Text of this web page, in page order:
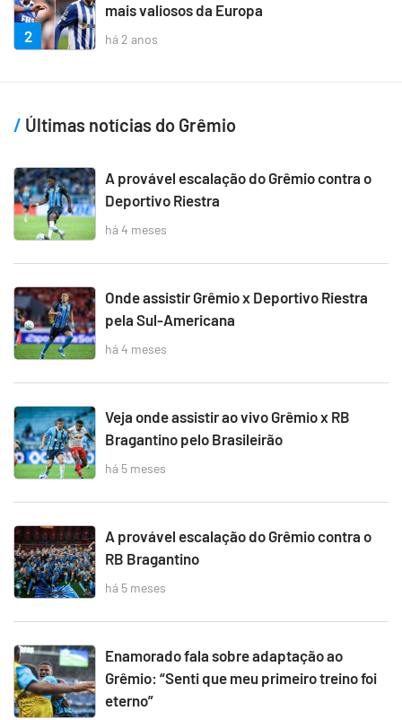
2
mais valiosos da Europa
há 2 anos
Últimas notícias do Grêmio
A provável escalação do Grêmio contra o
Deportivo Riestra
há 4 meses
Onde assistir Grêmio x Deportivo Riestra
pela Sul-Americana
há 4 meses
Veja onde assistir ao vivo Grêmio x RB
Bragantino pelo Brasileirão
há 5 meses
A provável escalação do Grêmio contra o
RB Bragantino
há 5 meses
Enamorado fala sobre adaptação ao
Grêmio: “Senti que meu primeiro treino foi
eterno”